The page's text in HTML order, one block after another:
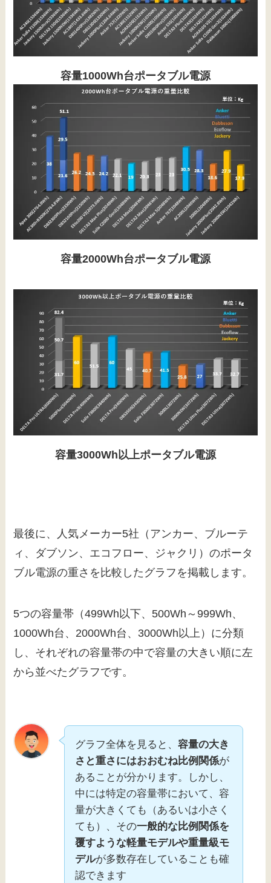
容量1000Wh台ポータブル電源
容量2000Wh台ポータブル電源
容量3000Wh以上ポータブル電源
最後に、人気メーカー5社（アンカー、ブルーテ
ィ、ダブソン、エコフロー、ジャクリ）のポータ
ブル電源の重さを比較したグラフを掲載します。
5つの容量帯（499Wh以下、500Wh～999Wh、
1000Wh台、2000Wh台、3000Wh以上）に分類
し、それぞれの容量帯の中で容量の大きい順に左
から並べたグラフです。
グラフ全体を見ると、容量の大き
さと重さにはおおむね比例関係が
あることが分かります。しかし、
中には特定の容量帯において、容
量が大きくても（あるいは小さく
ても）、その一般的な比例関係を
覆すような軽量モデルや重量級モ
デルが多数存在していることも確
認できます